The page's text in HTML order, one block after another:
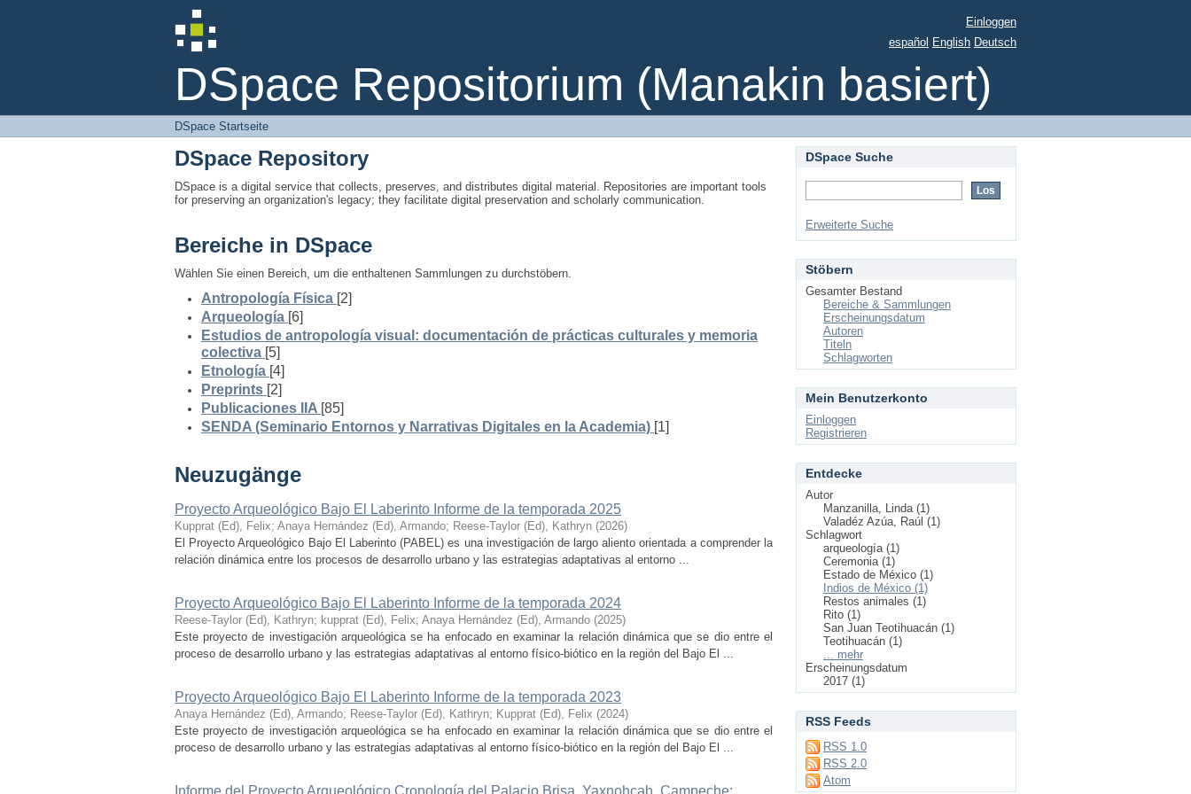
DSpace Repositorium (Manakin basiert)
DSpace Startseite
Einloggen
español English Deutsch
DSpace Startseite
DSpace Repository
DSpace is a digital service that collects, preserves, and distributes digital material. Repositories are important tools
for preserving an organization's legacy; they facilitate digital preservation and scholarly communication.
Bereiche in DSpace
Wählen Sie einen Bereich, um die enthaltenen Sammlungen zu durchstöbern.
Antropología Física [2]
Arqueología [6]
Estudios de antropología visual: documentación de prácticas culturales y memoria
colectiva [5]
Etnología [4]
Preprints [2]
Publicaciones IIA [85]
SENDA (Seminario Entornos y Narrativas Digitales en la Academia) [1]
Neuzugänge
Proyecto Arqueológico Bajo El Laberinto Informe de la temporada 2025
Kupprat (Ed), Felix; Anaya Hernández (Ed), Armando; Reese-Taylor (Ed), Kathryn (2026)
El Proyecto Arqueológico Bajo El Laberinto (PABEL) es una investigación de largo aliento orientada a comprender la
relación dinámica entre los procesos de desarrollo urbano y las estrategias adaptativas al entorno ...
Proyecto Arqueológico Bajo El Laberinto Informe de la temporada 2024
Reese-Taylor (Ed), Kathryn; kupprat (Ed), Felix; Anaya Hernández (Ed), Armando (2025)
Este proyecto de investigación arqueológica se ha enfocado en examinar la relación dinámica que se dio entre el
proceso de desarrollo urbano y las estrategias adaptativas al entorno físico-biótico en la región del Bajo El ...
Proyecto Arqueológico Bajo El Laberinto Informe de la temporada 2023
Anaya Hernández (Ed), Armando; Reese-Taylor (Ed), Kathryn; Kupprat (Ed), Felix (2024)
Este proyecto de investigación arqueológica se ha enfocado en examinar la relación dinámica que se dio entre el
proceso de desarrollo urbano y las estrategias adaptativas al entorno físico-biótico en la región del Bajo El ...
Informe del Proyecto Arqueológico Cronología del Palacio Brisa, Yaxnohcah, Campeche:
DSpace Suche
Erweiterte Suche
Stöbern
Gesamter Bestand
Bereiche & Sammlungen
Erscheinungsdatum
Autoren
Titeln
Schlagworten
Mein Benutzerkonto
Einloggen
Registrieren
Entdecke
Autor
Manzanilla, Linda (1)
Valadéz Azúa, Raúl (1)
Schlagwort
arqueología (1)
Ceremonia (1)
Estado de México (1)
Indios de México (1)
Restos animales (1)
Rito (1)
San Juan Teotihuacán (1)
Teotihuacán (1)
... mehr
Erscheinungsdatum
2017 (1)
RSS Feeds
RSS 1.0
RSS 2.0
Atom